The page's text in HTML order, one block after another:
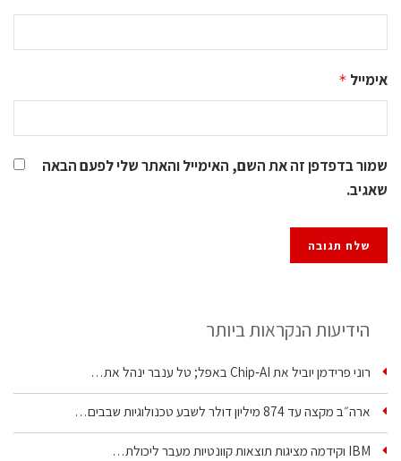
אימייל *
שמור בדפדפן זה את השם, האימייל והאתר שלי לפעם הבאה
שאגיב.
הידיעות הנקראות ביותר
רוני פרידמן יוביל את Chip‑AI באפל; טל ענבר ינהל את…
ארה״ב מקצה עד 874 מיליון דולר לשבע טכנולוגיות שבבים…
IBM וקידמה מציגות תוצאות קוונטיות מעבר ליכולת…